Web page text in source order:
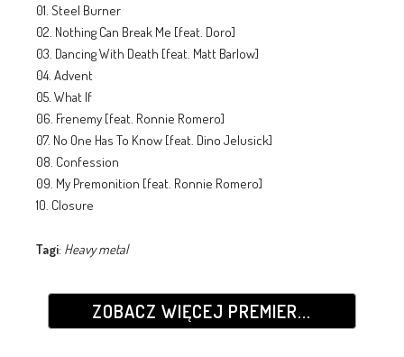
01. Steel Burner
02. Nothing Can Break Me [feat. Doro]
03. Dancing With Death [feat. Matt Barlow]
04. Advent
05. What If
06. Frenemy [feat. Ronnie Romero]
07. No One Has To Know [feat. Dino Jelusick]
08. Confession
09. My Premonition [feat. Ronnie Romero]
10. Closure
Tagi: Heavy metal
ZOBACZ WIĘCEJ PREMIER...